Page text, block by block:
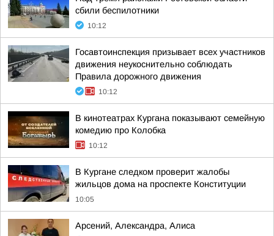
сбили беспилотники
10:12
Госавтоинспекция призывает всех участников
движения неукоснительно соблюдать
Правила дорожного движения
10:12
В кинотеатрах Кургана показывают семейную
комедию про Колобка
10:12
В Кургане следком проверит жалобы
жильцов дома на проспекте Конституции
10:05
Арсений, Александра, Алиса